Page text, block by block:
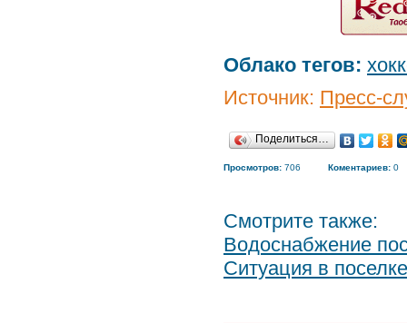
Облако тегов:
Источник: Пресс-
Поделиться…
Просмотров: 706 Коментариев: 0
Смотрите также:
Водоснабжение
Ситуация в